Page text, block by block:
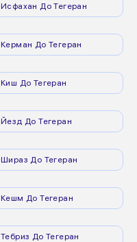
Исфахан До Тегеран
Керман До Тегеран
Киш До Тегеран
Йезд До Тегеран
Шираз До Тегеран
Кешм До Тегеран
Тебриз До Тегеран